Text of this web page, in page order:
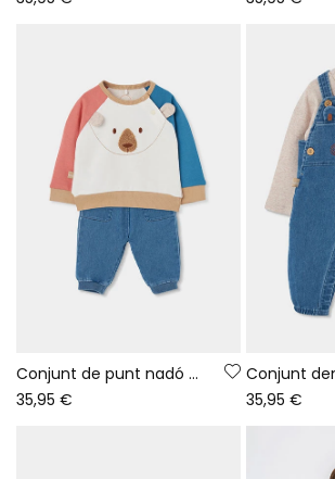
Conjunt de punt nadó nen blanc brodat d\'ós
35,95 €
35,95 €